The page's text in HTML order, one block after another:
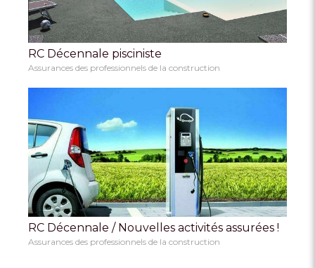
RC Décennale pisciniste
Assurances des professionnels de la construction
RC Décennale / Nouvelles activités assurées !
Assurances des professionnels de la construction